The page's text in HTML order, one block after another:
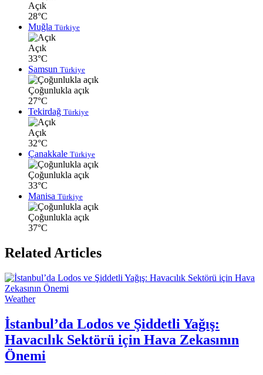
Açık
28°C
Muğla Türkiye
Açık
33°C
Samsun Türkiye
Çoğunlukla açık
27°C
Tekirdağ Türkiye
Açık
32°C
Çanakkale Türkiye
Çoğunlukla açık
33°C
Manisa Türkiye
Çoğunlukla açık
37°C
Related Articles
Weather
İstanbul’da Lodos ve Şiddetli Yağış:
Havacılık Sektörü için Hava Zekasının
Önemi